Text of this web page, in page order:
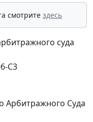
смотрите здесь
суда
С3
Арбитражного Суда